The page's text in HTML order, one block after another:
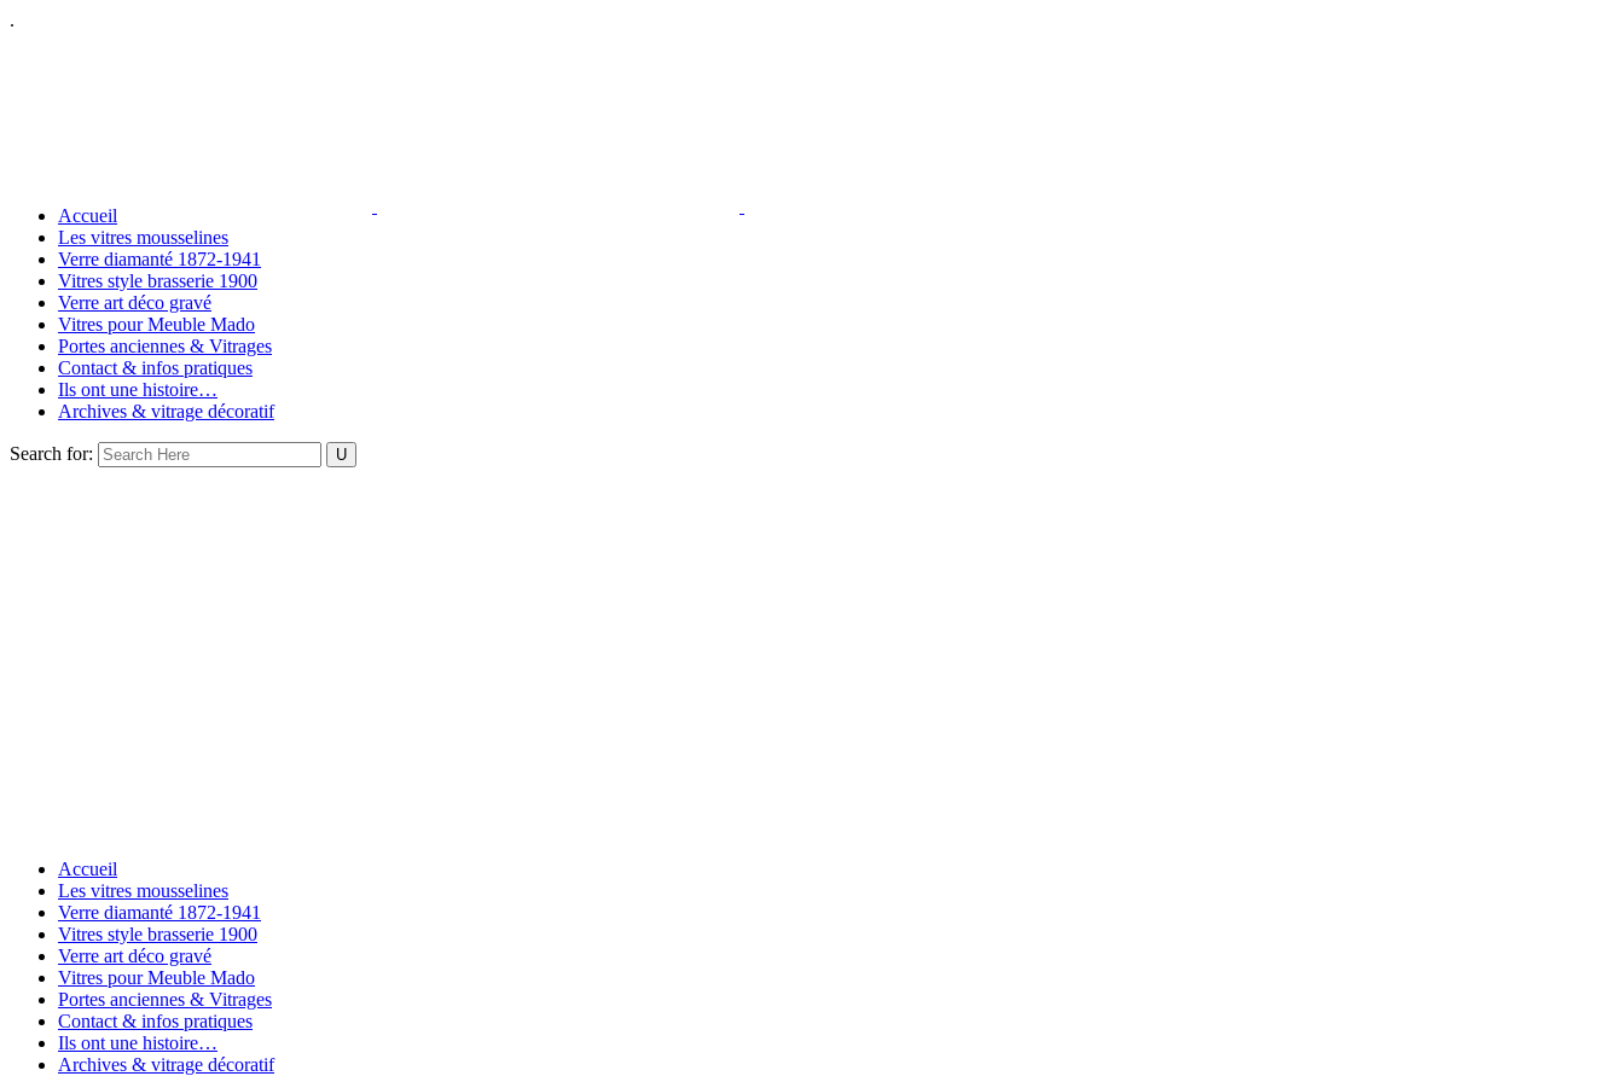
.
Accueil
Les vitres mousselines
Verre diamanté 1872-1941
Vitres style brasserie 1900
Verre art déco gravé
Vitres pour Meuble Mado
Portes anciennes & Vitrages
Contact & infos pratiques
Ils ont une histoire…
Archives & vitrage décoratif
Search for:
Accueil
Les vitres mousselines
Verre diamanté 1872-1941
Vitres style brasserie 1900
Verre art déco gravé
Vitres pour Meuble Mado
Portes anciennes & Vitrages
Contact & infos pratiques
Ils ont une histoire…
Archives & vitrage décoratif